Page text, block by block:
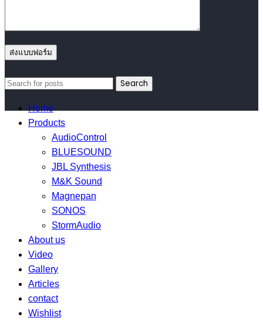
Search
Home
Products
AudioControl
BLUESOUND
JBL Synthesis
M&K Sound
Magnepan
SONOS
StormAudio
About us
Video
Gallery
Articles
contact
Wishlist